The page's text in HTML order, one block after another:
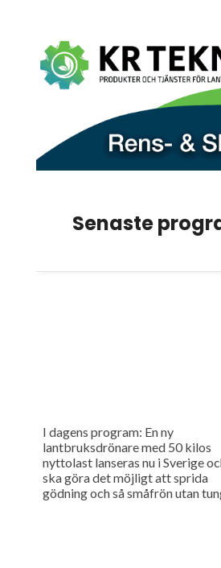
Senaste
I dagens program: En ny
lantbruksdrönare med 50 kilos
nyttolast lanseras nu i Sverige
ska göra det möjligt att sprida
gödning och så småfrön utan